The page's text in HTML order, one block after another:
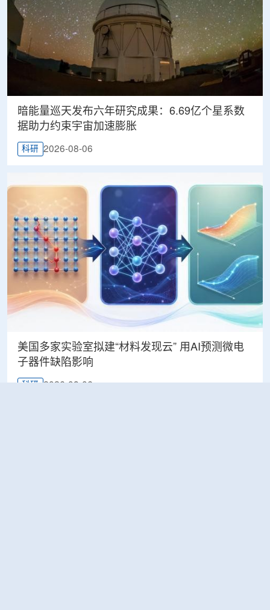
暗能量巡天发布六年研究成果：6.69亿个星系数
据助力约束宇宙加速膨胀
科研 2026-08-06
美国多家实验室拟建“材料发现云” 用AI预测微电
子器件缺陷影响
科研 2026-08-06